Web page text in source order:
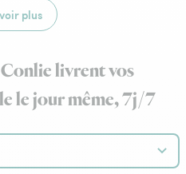
plus
livrent vos
le jour même, 7j/7